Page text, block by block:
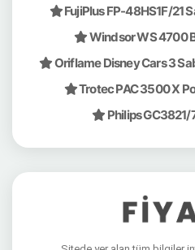
FujiPlus FP-48HS1F/21
Windsor WS 4700
Oriflame Disney Cars 3
Trotec PAC 3500 X
Philips GC3821/